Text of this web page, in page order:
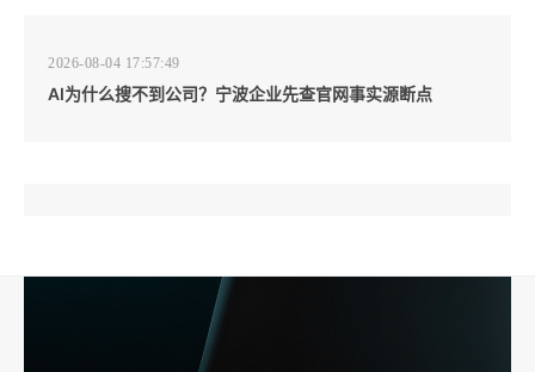
2026-08-04 17:57:49
AI为什么搜不到公司？宁波企业先查官网事实源断点